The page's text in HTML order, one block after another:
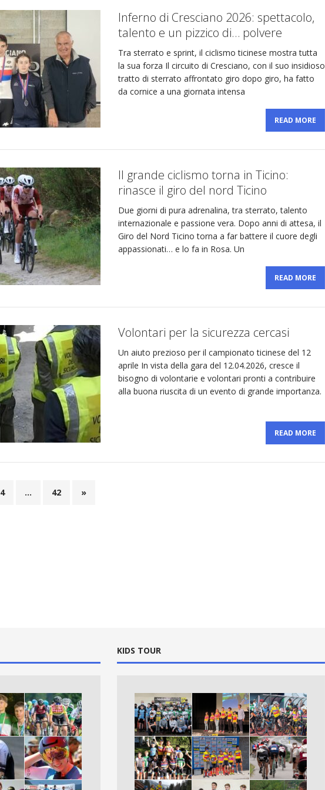
Nazionali, segnali positivi per il team CYCLING NEWS
[ 6 Agosto 2026 ] 4H Off Road Tenuta Bally & Von Teufenstein x VC
Mendrisio: adrenalina, natura e spettacolo!
Inferno di Cresciano 2026: spettacolo,
talento e un pizzico di… polvere
Tra sterrato e sprint, il ciclismo ticinese mostra tutta
la sua forza Il circuito di Cresciano, con il suo insidioso
tratto di sterrato affrontato giro dopo giro, ha fatto
da cornice a una giornata intensa
READ MORE
Il grande ciclismo torna in Ticino:
rinasce il giro del nord Ticino
Due giorni di pura adrenalina, tra sterrato, talento
internazionale e passione vera. Dopo anni di attesa, il
Giro del Nord Ticino torna a far battere il cuore degli
appassionati… e lo fa in Rosa. Un
READ MORE
Volontari per la sicurezza cercasi
Un aiuto prezioso per il campionato ticinese del 12
aprile In vista della gara del 12.04.2026, cresce il
bisogno di volontarie e volontari pronti a contribuire
alla buona riuscita di un evento di grande importanza.
READ MORE
4 … 42 »
KIDS TOUR